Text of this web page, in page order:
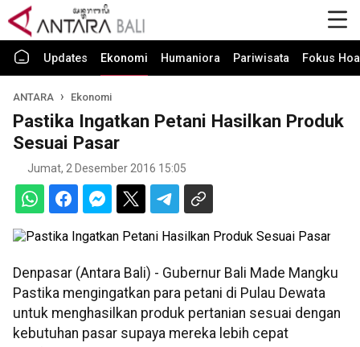
Updates Ekonomi Humaniora Pariwisata Fokus
ANTARA Ekonomi
Pastika Ingatkan Petani Hasilkan Produk
Sesuai Pasar
Jumat, 2 Desember 2016 15:05
Denpasar (Antara Bali) - Gubernur Bali Made Mangku
Pastika mengingatkan para petani di Pulau Dewata
untuk menghasilkan produk pertanian sesuai dengan
kebutuhan pasar supaya mereka lebih cepat